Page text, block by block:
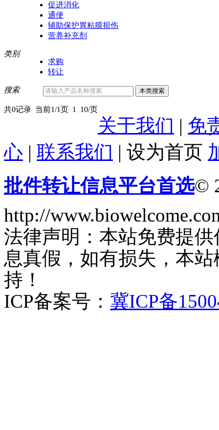
促进消化
通便
辅助保护胃粘膜损伤
营养补充剂
类别
求购
转让
搜索
共0记录 当前1/1页 1 10/页
关于我们 | 免
心 | 联系我们 | 设为首页
批件转让信息平台首选©
http://
法律声明：本站免费提
息真假，如有损失，本
持！
ICP备案号： 冀ICP备